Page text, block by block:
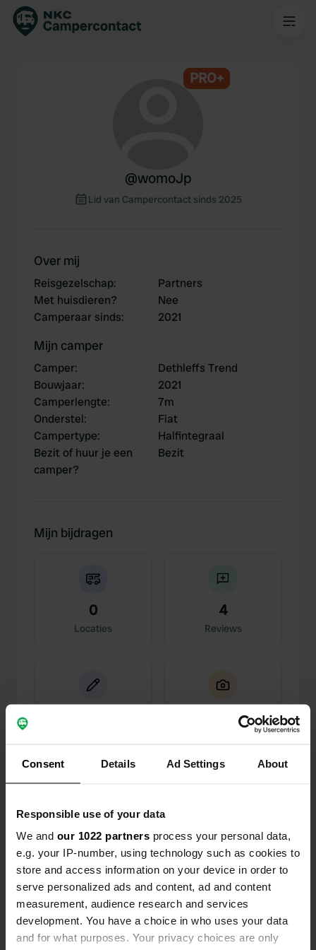
Consent Details Ad Settings About
Responsible use of your data
We and our 1022 partners process your personal data,
e.g. your IP-number, using technology such as cookies to
store and access information on your device in order to
serve personalized ads and content, ad and content
measurement, audience research and services
development. You have a choice in who uses your data
and for what purposes. Your privacy choices are only
PRO+
@womoJp
Lid van Campercontact sinds 2025
Over mij
Reisgezelschap:
Partners
Met huisdieren?
Nee
Camperaar sinds: 2021
Mijn camper
Camper:
Dethleffs Trend
Bouwjaar:
2021
Camperlengte:
7m
Onderstel:
Fiat
Campertype:
Halfintegraal
Bezit of huur je een
camper?
Bezit
Mijn bijdragen
0
Locaties
4
Reviews
Activiteiten tijdlijn
Alle Locaties Foto's
Een locatie beoordeeld—2 maanden geleden
Sitecode:159717
Een erg leuke plek. We werden er ook heel
vriendelijk ontvangen. De sanitaire voorzieningen
waren erg schoon. In het weekend worden er
zelfs eten en gebak geserveerd.